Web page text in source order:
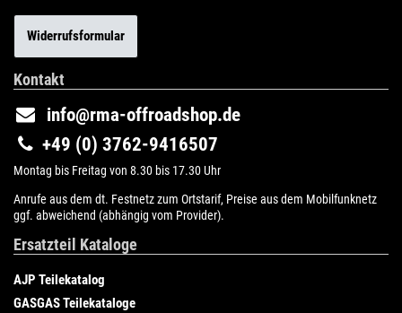
Widerrufsformular
Kontakt
info@rma-offroadshop.de
+49 (0) 3762-9416507
Montag bis Freitag von 8.30 bis 17.30 Uhr
Anrufe aus dem dt. Festnetz zum Ortstarif, Preise aus dem Mobilfunknetz
ggf. abweichend (abhängig vom Provider).
Ersatzteil Kataloge
AJP Teilekatalog
GASGAS Teilekataloge